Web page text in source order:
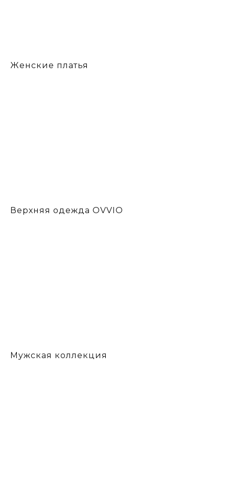
Женские платья
Верхняя одежда OVVIO
Мужская коллекция